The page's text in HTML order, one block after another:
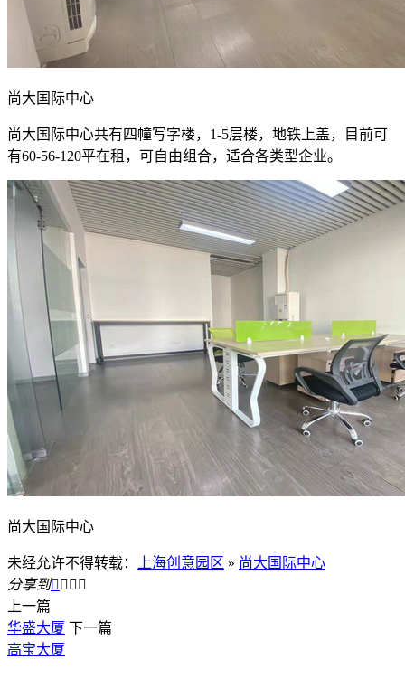
尚大国际中心
尚大国际中心共有四幢写字楼，1-5层楼，地铁上盖，目前可
有60-56-120平在租，可自由组合，适合各类型企业。
尚大国际中心
未经允许不得转载： 上海创意园区 » 尚大国际中心
分享到   
上一篇
华盛大厦 下一篇
高宝大厦